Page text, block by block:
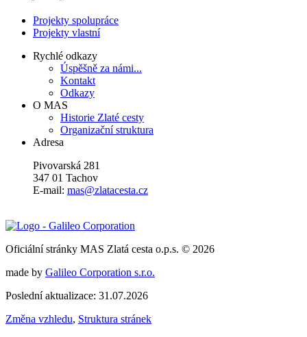
Projekty spolupráce
Projekty vlastní
Rychlé odkazy
Úspěšně za námi...
Kontakt
Odkazy
O MAS
Historie Zlaté cesty
Organizační struktura
Adresa
Pivovarská 281
347 01 Tachov
E-mail: mas@zlatacesta.cz
Oficiální stránky MAS Zlatá cesta o.p.s. © 2026
made by Galileo Corporation s.r.o.
Poslední aktualizace: 31.07.2026
Změna vzhledu, Struktura stránek